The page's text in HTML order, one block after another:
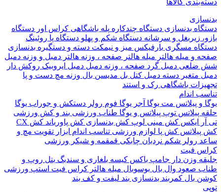
کالاها
بدنسازیدستگاه چندکارهپله باشگاهیکراس اوردستگاه
زیربغل و سرشانه دستگاه شکم و پهلودستگاه پاروئینگ
مسگریبارفیکسمیز و نیمکتدسته و دستگیره بدنسازی
و میله هالتر میله هالتر صفحه ، وزنه هالتر دمبل و وزنه دمبل
دمبل گرد صفحه ، وزنه دمبل دمبل ایروبیک روکش دار
متغیردسته دمبل کتل بلمدیسن بالوزنه مچ دست و پا
باشگاهیرک و استند
اندام
و پیلاتسمت یوگاآجر یوگا فوم رولر دستکش و جوراب یوگا
پیلاتستوپ پیلاتس و یوگاطناب ورزشی بند و کش ورزشی
ایکس کش مینی لوپ کش بدنسازیکش پاورباندکش CX
کش پالوازم ورزشی تناسب اندام ابزار تقویت مچ و
رولر شکم نردبان چابکیقمقمه و شیکر ورزشی
فیت
وزن دارجامپ باکسکیسه بلغاری و سندبگبتل روپ و
صعودوال بال بوسوبالمیله هالتر کراس فیت استپ ورزشی
بالکمربند بدنسازیبند لیفت و کف بند